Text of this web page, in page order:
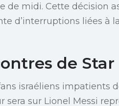
de midi. Cette décision
d’interruptions liées à
de Star
israéliens impatients
sera sur Lionel Messi